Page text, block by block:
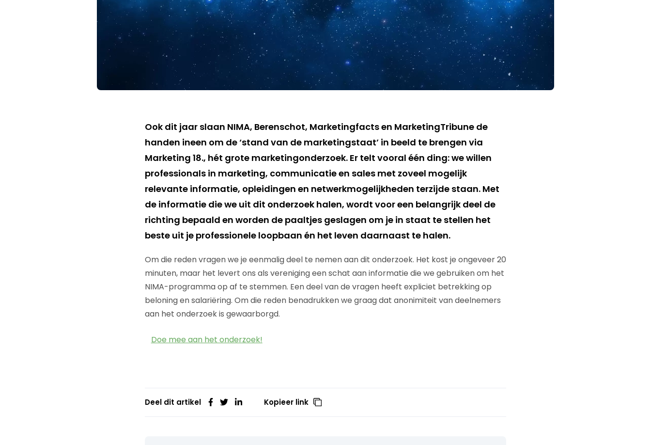
Ook dit jaar slaan NIMA, Berenschot, Marketingfacts en MarketingTribune de
handen ineen om de ‘stand van de marketingstaat’ in beeld te brengen via
Marketing 18., hét grote marketingonderzoek. Er telt vooral één ding: we willen
professionals in marketing, communicatie en sales met zoveel mogelijk
relevante informatie, opleidingen en netwerkmogelijkheden terzijde staan. Met
de informatie die we uit dit onderzoek halen, wordt voor een belangrijk deel de
richting bepaald en worden de paaltjes geslagen om je in staat te stellen het
beste uit je professionele loopbaan én het leven daarnaast te halen.
Om die reden vragen we je eenmalig deel te nemen aan dit onderzoek. Het kost je ongeveer 20
minuten, maar het levert ons als vereniging een schat aan informatie die we gebruiken om het
NIMA-programma op af te stemmen. Een deel van de vragen heeft expliciet betrekking op
beloning en salariëring. Om die reden benadrukken we graag dat anonimiteit van deelnemers
aan het onderzoek is gewaarborgd.
Doe mee aan het onderzoek!
Deel dit artikel Kopieer link